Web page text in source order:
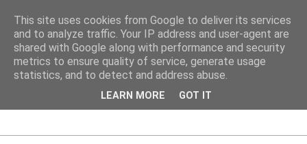
DIY PROJEKTY
DIY blog s návody, výtvarnými tipy a cestami za inspirací
This site uses cookies from Google to deliver its services
and to analyze traffic. Your IP address and user-agent are
shared with Google along with performance and security
metrics to ensure quality of service, generate usage
statistics, and to detect and address abuse.
LEARN MORE GOT IT